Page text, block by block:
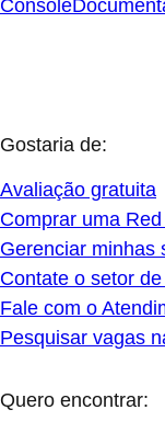
Console
Gostaria de:
Avaliação gratuita
Comprar uma
Gerenciar minhas
Contate o setor
Fale com o
Pesquisar vagas
Quero encontrar: